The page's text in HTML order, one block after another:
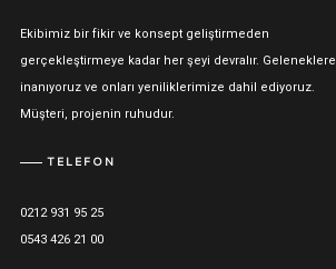
Ekibimiz bir fikir ve konsept geliştirmeden
gerçekleştirmeye kadar her şeyi devralır. Geleneklere
inanıyoruz ve onları yeniliklerimize dahil ediyoruz.
Müşteri, projenin ruhudur.
TELEFON
0212 931 95 25
0543 426 21 00